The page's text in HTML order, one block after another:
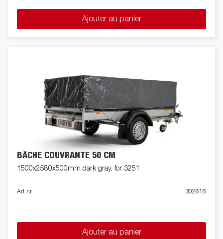
Ajouter au panier
BÂCHE COUVRANTE 50 CM
1500x2580x500mm dark gray, for 3251
Art nr 302616
Ajouter au panier